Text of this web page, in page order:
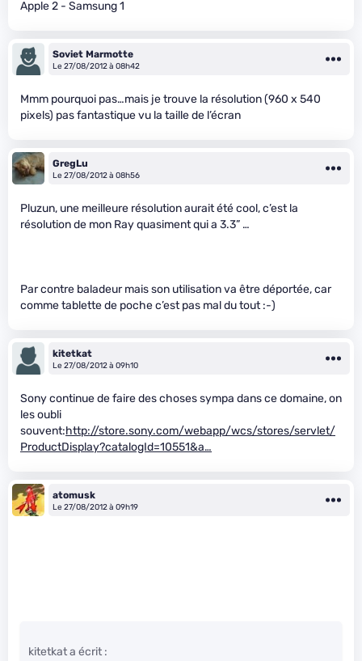
Apple 2 - Samsung 1
Soviet Marmotte
Le 27/08/2012 à 08h42
Mmm pourquoi pas…mais je trouve la résolution (960 x 540
pixels) pas fantastique vu la taille de l’écran
GregLu
Le 27/08/2012 à 08h56
Pluzun, une meilleure résolution aurait été cool, c’est la
résolution de mon Ray quasiment qui a 3.3” …
Par contre baladeur mais son utilisation va être déportée, car
comme tablette de poche c’est pas mal du tout :-)
kitetkat
Le 27/08/2012 à 09h10
Sony continue de faire des choses sympa dans ce domaine, on
les oubli
souvent:http://store.sony.com/webapp/wcs/stores/servlet/
ProductDisplay?catalogId=10551&a…
atomusk
Le 27/08/2012 à 09h19
kitetkat a écrit :